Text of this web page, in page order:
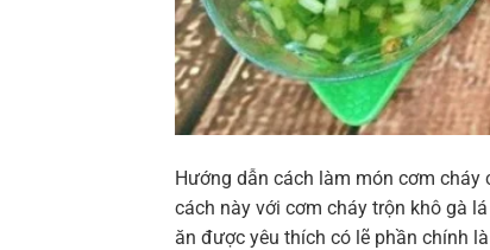
Hướng dẫn cách làm món cơm
cách này với cơm cháy trộn khô gà
ăn được yêu thích có lẽ phần chính